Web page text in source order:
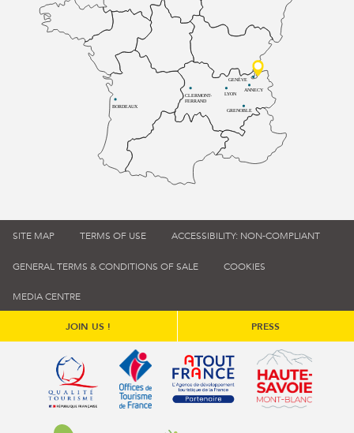
BORDEAUX
CLERMONT-
FERRAND
LYON
ANNECY
GRENOBLE
GENÈVE
SITE MAP TERMS OF USE ACCESSIBILITY: NON-COMPLIANT
GENERAL TERMS & CONDITIONS OF SALE COOKIES
MEDIA CENTRE
JOIN US ! PRESS
Qualité tourisme (s'ouvre dans une nouvelle fenêtre)
Office de tourisme de France (s'ouvre
Atout France (s'ouvre dans